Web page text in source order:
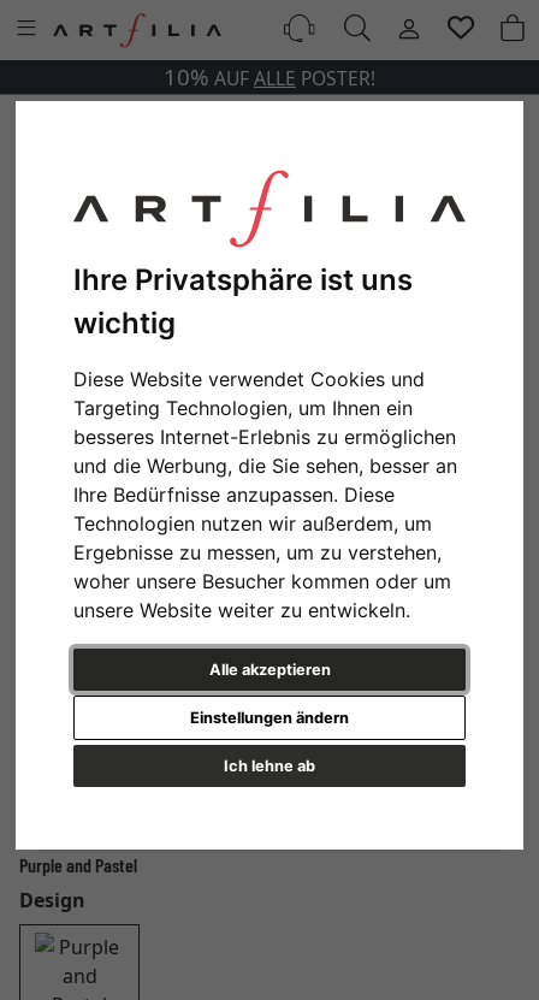
Ihre Privatsphäre ist uns
wichtig
Diese Website verwendet Cookies und
Targeting Technologien, um Ihnen ein
besseres Internet-Erlebnis zu ermöglichen
und die Werbung, die Sie sehen, besser an
Ihre Bedürfnisse anzupassen. Diese
Technologien nutzen wir außerdem, um
Ergebnisse zu messen, um zu verstehen,
woher unsere Besucher kommen oder um
unsere Website weiter zu entwickeln.
Alle akzeptieren
Ich lehne ab
Einstellungen ändern
10% AUFALLE POSTER!
Purple and Pastel
Design